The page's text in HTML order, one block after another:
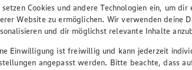
Qualifikationen.
und Entscheidung über
Cookies und andere Technologien ein, um
Website zu ermöglichen. Wir verwenden deine
und dir möglichst relevante Inhalte
Einwilligung ist freiwillig und kann jederzeit
angepasst werden. Bitte beachte, dass